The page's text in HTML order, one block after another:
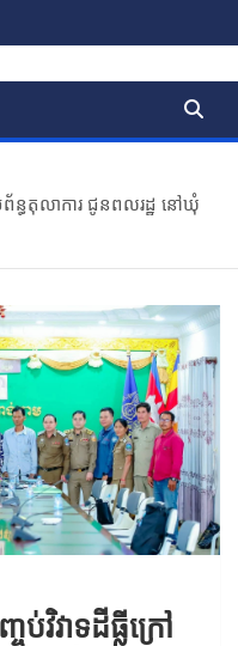
ញូស៍
រព័ន្ធតុលាការ ជូនពលរដ្ឋ នៅឃុំ
ប់វិវាទដីធ្លីក្រៅ